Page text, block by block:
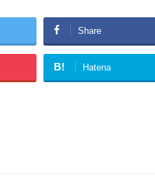
Share
B! Hatena